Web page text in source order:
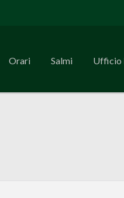
Orari Salmi Ufficio